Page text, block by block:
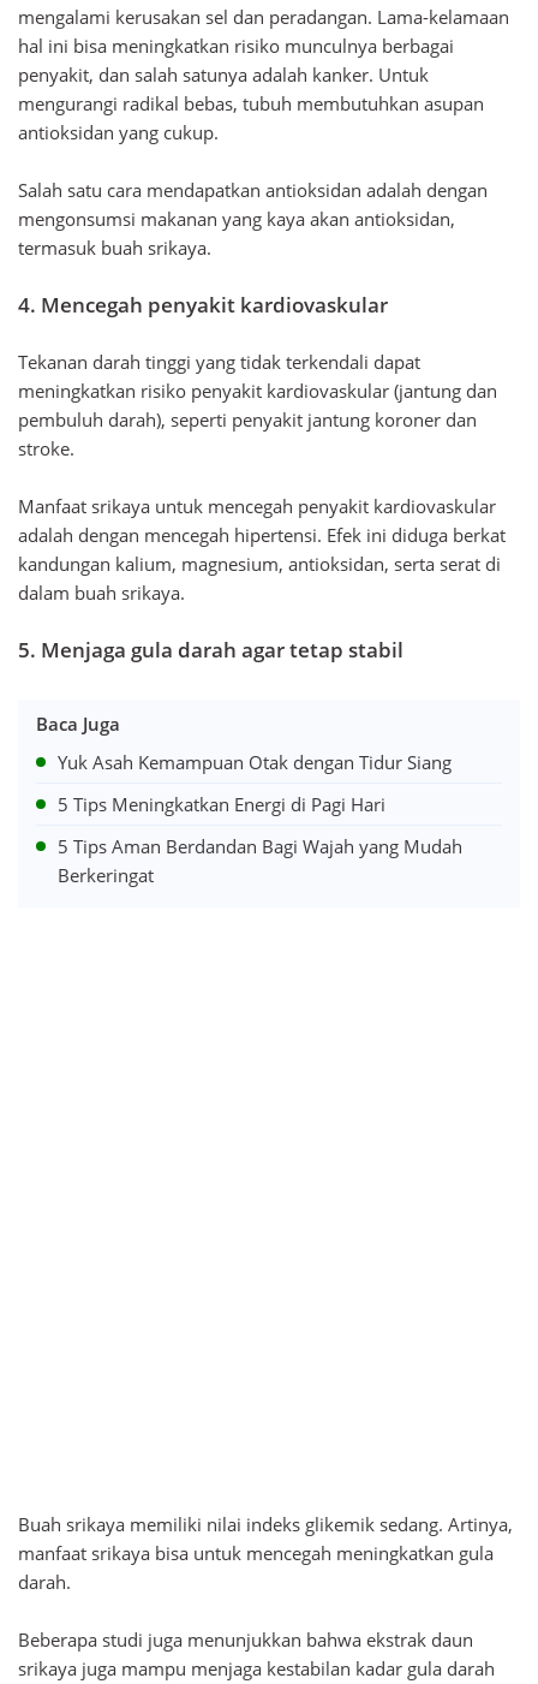
mengalami kerusakan sel dan peradangan. Lama-kelamaan
hal ini bisa meningkatkan risiko munculnya berbagai
penyakit, dan salah satunya adalah kanker. Untuk
mengurangi radikal bebas, tubuh membutuhkan asupan
antioksidan yang cukup.
Salah satu cara mendapatkan antioksidan adalah dengan
mengonsumsi makanan yang kaya akan antioksidan,
termasuk buah srikaya.
4. Mencegah penyakit kardiovaskular
Tekanan darah tinggi yang tidak terkendali dapat
meningkatkan risiko penyakit kardiovaskular (jantung dan
pembuluh darah), seperti penyakit jantung koroner dan
stroke.
Manfaat srikaya untuk mencegah penyakit kardiovaskular
adalah dengan mencegah hipertensi. Efek ini diduga berkat
kandungan kalium, magnesium, antioksidan, serta serat di
dalam buah srikaya.
5. Menjaga gula darah agar tetap stabil
Baca Juga
Yuk Asah Kemampuan Otak dengan Tidur Siang
5 Tips Meningkatkan Energi di Pagi Hari
5 Tips Aman Berdandan Bagi Wajah yang Mudah
Berkeringat
Buah srikaya memiliki nilai indeks glikemik sedang. Artinya,
manfaat srikaya bisa untuk mencegah meningkatkan gula
darah.
Beberapa studi juga menunjukkan bahwa ekstrak daun
srikaya juga mampu menjaga kestabilan kadar gula darah